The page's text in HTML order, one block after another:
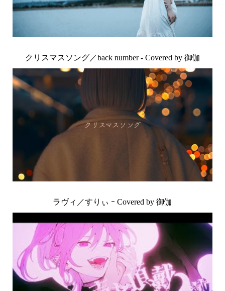
クリスマスソング／back number - Covered by 御伽
ラヴィ／すりぃ ｰ Covered by 御伽